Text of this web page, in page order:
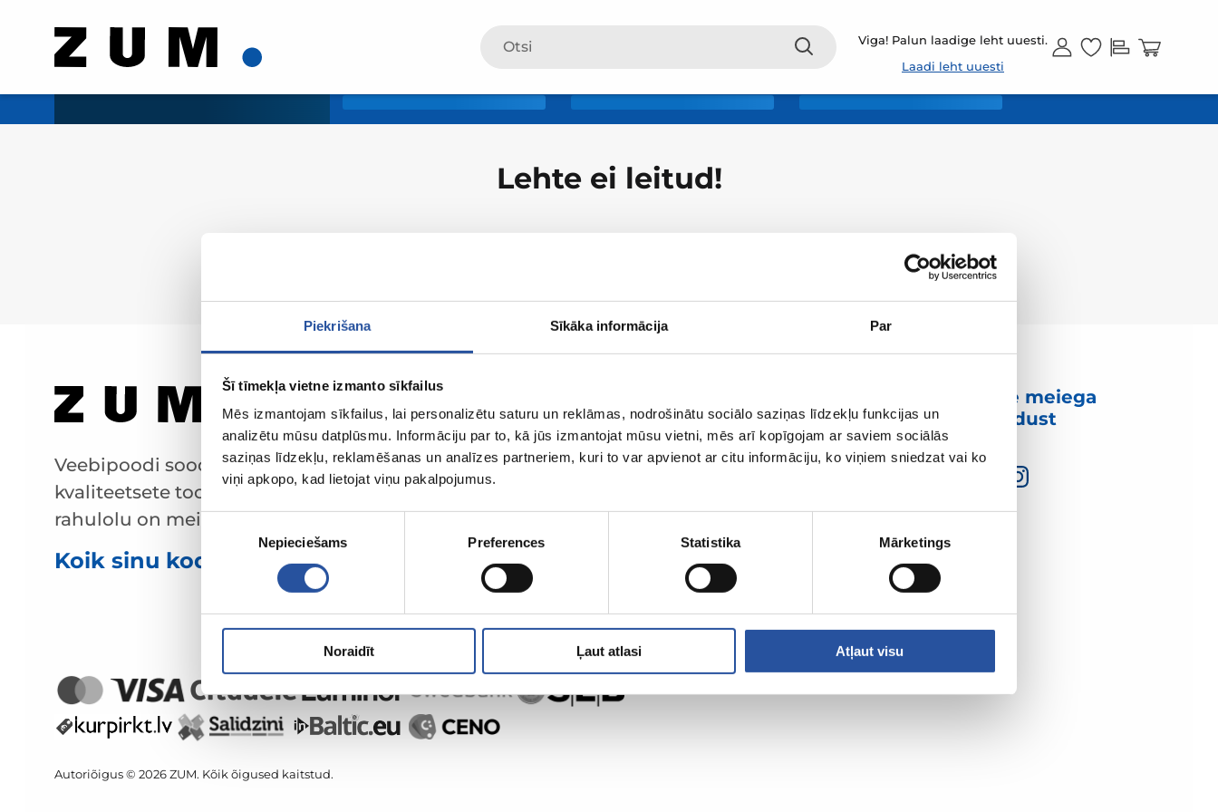
Piekrišana Sīkāka informācija Par
Šī tīmekļa vietne izmanto sīkfailus
Mēs izmantojam sīkfailus, lai personalizētu saturu un reklāmas, nodrošinātu sociālo saziņas līdzekļu funkcijas un
analizētu mūsu datplūsmu. Informāciju par to, kā jūs izmantojat mūsu vietni, mēs arī kopīgojam ar saviem sociālās
saziņas līdzekļu, reklamēšanas un analīzes partneriem, kuri to var apvienot ar citu informāciju, ko viņiem sniedzat vai ko
viņi apkopo, kad lietojat viņu pakalpojumus.
Nepieciešams Preferences Statistika Mārketings
Noraidīt Ļaut atlasi Atļaut visu
Viga! Palun laadige leht uuesti.
Laadi leht uuesti
Lehte ei leitud!
Veebipoodi soodsate hindade ja
kvaliteetsete toodetega, kus kliendi
rahulolu on meie peamine väärtus.
Koik sinu kodu ja aia jaoks!
Võtke meiega
ühendust
Autoriõigus © 2026 ZUM. Kõik õigused kaitstud.